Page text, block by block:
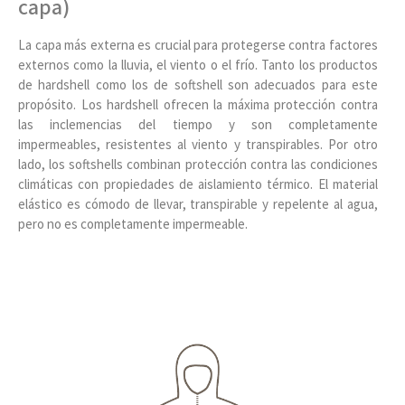
capa)
La capa más externa es crucial para protegerse contra factores
externos como la lluvia, el viento o el frío. Tanto los productos
de hardshell como los de softshell son adecuados para este
propósito. Los hardshell ofrecen la máxima protección contra
las inclemencias del tiempo y son completamente
impermeables, resistentes al viento y transpirables. Por otro
lado, los softshells combinan protección contra las condiciones
climáticas con propiedades de aislamiento térmico. El material
elástico es cómodo de llevar, transpirable y repelente al agua,
pero no es completamente impermeable.